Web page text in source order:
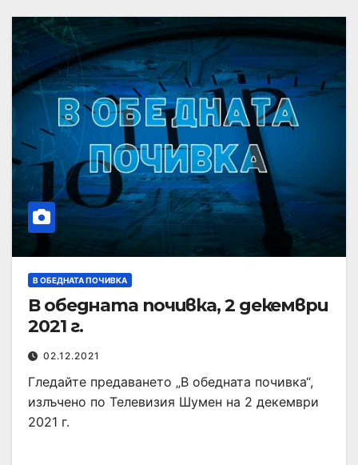
В ОБЕДНАТА ПОЧИВКА
В обедната почивка, 2 декември
2021 г.
02.12.2021
Гледайте предаването „В обедната почивка“,
излъчено по Телевизия Шумен на 2 декември
2021 г.